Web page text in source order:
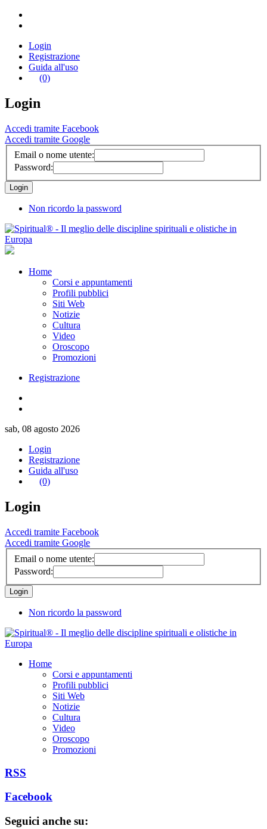
Login
Registrazione
Guida all'uso
(0)
Login
Accedi tramite Facebook
Accedi tramite Google
Email o nome utente:
Password:
Non ricordo la password
Home
Corsi e appuntamenti
Profili pubblici
Siti Web
Notizie
Cultura
Video
Oroscopo
Promozioni
Registrazione
sab, 08 agosto 2026
Login
Registrazione
Guida all'uso
(0)
Login
Accedi tramite Facebook
Accedi tramite Google
Email o nome utente:
Password:
Non ricordo la password
Home
Corsi e appuntamenti
Profili pubblici
Siti Web
Notizie
Cultura
Video
Oroscopo
Promozioni
RSS
Facebook
Seguici anche su: